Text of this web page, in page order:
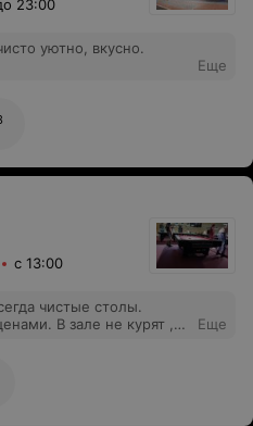
23:00
уютно, вкусно.
Еще
с 13:00
чистые столы.
В зале не курят ,
Еще